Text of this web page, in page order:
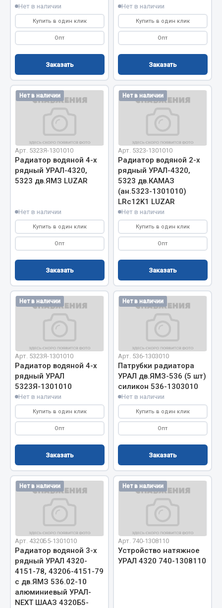
Запчасти на полуприцепы
Амортизаторы для полуприцепов
Весь раздел
Запчасти КамАЗ
Система выпуска газа
Система охлаждения
Сцепление
Коробка передач
Показать ещё
Весь раздел
Запчасти МАЗ
Подвеска
Двигатель
Электрооборудование
Показать ещё
Весь раздел
Двигатель
Мост задний
Система питания
Сцепление
Тормозная система
Показать ещё
Весь раздел
Нет в наличии
Купить в один клик
Опт
Заказать
Нет в наличии
Купить в один клик
Опт
Заказать
Нет в наличии
Арт. 5323Я-1301010
Радиатор водяной 4-х
рядный УРАЛ-4320,
5323 дв.ЯМЗ LUZAR
Нет в наличии
Купить в один клик
Опт
Заказать
Нет в наличии
Арт. 5323-1301010
Радиатор водяной 2-х
рядный УРАЛ-4320,
5323 дв.КАМАЗ
(ан.5323-1301010)
LRc12K1 LUZAR
Нет в наличии
Купить в один клик
Опт
Заказать
Нет в наличии
Арт. 5323Я-1301010
Радиатор водяной 4-х
рядный УРАЛ
5323Я-1301010
Нет в наличии
Купить в один клик
Опт
Заказать
Нет в наличии
Арт. 536-1303010
Патрубки радиатора
УРАЛ дв.ЯМЗ-536 (5 шт)
силикон 536-1303010
Нет в наличии
Купить в один клик
Опт
Заказать
Нет в наличии
Арт. 4320Б5-1301010
Радиатор водяной 3-х
рядный УРАЛ 4320-
4151-78, 43206-4151-79
с дв.ЯМЗ 536.02-10
алюминиевый УРАЛ-
NEXT ШААЗ 4320Б5-
Нет в наличии
Арт. 740-1308110
Устройство натяжное
УРАЛ 4320 740-1308110